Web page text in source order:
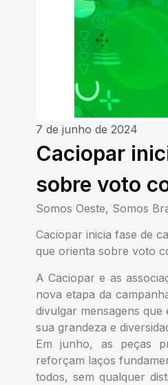
7 de junho de 2024
Caciopar
sobre voto
Somos Oeste, Somos
Caciopar inicia fase de
que orienta sobre voto
A Caciopar e as
nova etapa da
divulgar mensagens
sua grandeza e
Em junho, as peças
reforçam laços
todos, sem qualquer